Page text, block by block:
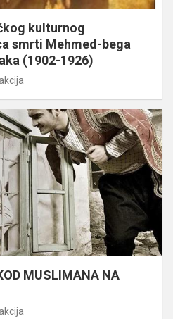
kulturnog
smrti Mehmed-bega
(1902-1926)
MUSLIMANA NA